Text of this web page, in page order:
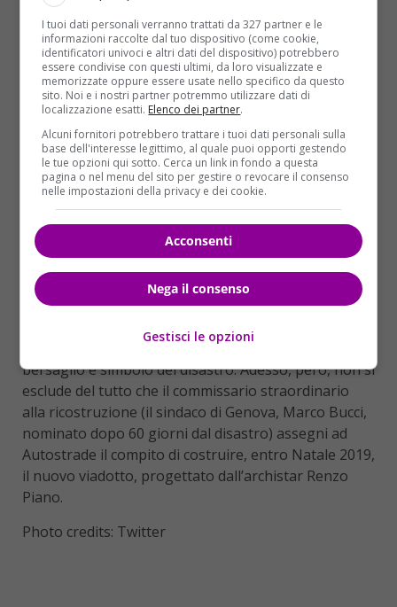
Il disastro di Genova deve essere per noi come
azionisti un monito perenne, anche se terribile e
per sempre angoscioso nei nostri cuori,a non
abbassare mai la guardia e continuare a spingere
il management, che ha la responsabilità della
gestione, a fare sempre di più e di meglio,
nell’interesse di tutti, e ripeto tutti”. Sono le parole
che Gilberto Benetton pronunciò nell’intervista
rilasciata alCorriere della Seraa tre settimane dal
crollo del ponte Morandi. Come è noto il Gruppo
Benetton controlla la società Atlantia che, a sua
volta, controlla Autostrade per l’Italia. Il governo
Conte fin da subito affermò, soprattutto tramite il
vicepremier Lugi Di Maio, che Autostrade per l’Italia
sarebbe stata estromessa dal progetto di
ricostruzione del ponte. I Benetton divennero
bersaglio e simbolo del disastro. Adesso, però, non si
esclude del tutto che il commissario straordinario
alla ricostruzione (il sindaco di Genova, Marco Bucci,
nominato dopo 60 giorni dal disastro) assegni ad
Autostrade il compito di costruire, entro Natale 2019,
il nuovo viadotto, progettato dall’archistar Renzo
Piano.
Photo credits: Twitter
I tuoi dati personali verranno trattati da 327 partner e le
informazioni raccolte dal tuo dispositivo (come cookie,
identificatori univoci e altri dati del dispositivo) potrebbero
essere condivise con questi ultimi, da loro visualizzate e
memorizzate oppure essere usate nello specifico da questo
sito. Noi e i nostri partner potremmo utilizzare dati di
localizzazione esatti. Elenco dei partner.
Alcuni fornitori potrebbero trattare i tuoi dati personali sulla
base dell'interesse legittimo, al quale puoi opporti gestendo
le tue opzioni qui sotto. Cerca un link in fondo a questa
pagina o nel menu del sito per gestire o revocare il consenso
nelle impostazioni della privacy e dei cookie.
Acconsenti
Nega il consenso
Gestisci le opzioni